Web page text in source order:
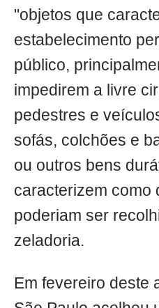
"objetos que
estabelecimento
público,
impedirem a livre
pedestres e
sofás, colchões e
ou outros bens
caracterizem como
poderiam ser
zeladoria.
Em fevereiro deste